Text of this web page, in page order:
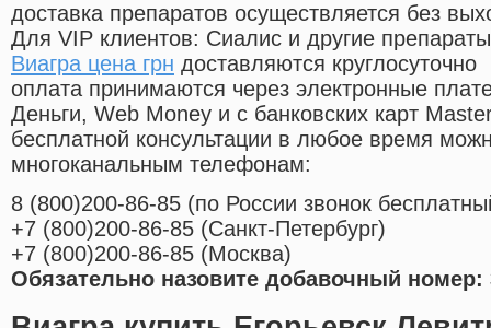
доставка препаратов осуществляется без
Для VIP клиентов: Сиалис и другие
Виагра цена грн доставляются круглосуточно
оплата принимаются через электронные
Деньги, Web Money и с банковских карт
бесплатной консультации в любое время
многоканальным телефонам:
8 (800)200-86-85 (по России звонок
+7 (800)200-86-85 (Санкт-Петербург)
+7 (800)200-86-85 (Москва)
Обязательно назовите добавочный номер: